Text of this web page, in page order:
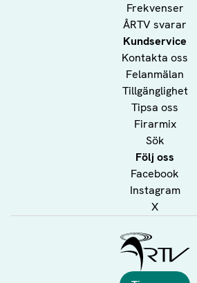
Frekvenser
ÅRTV svarar
Kundservice
Kontakta oss
Felanmälan
Tillgänglighet
Tipsa oss
Firarmix
Sök
Följ oss
Facebook
Instagram
X